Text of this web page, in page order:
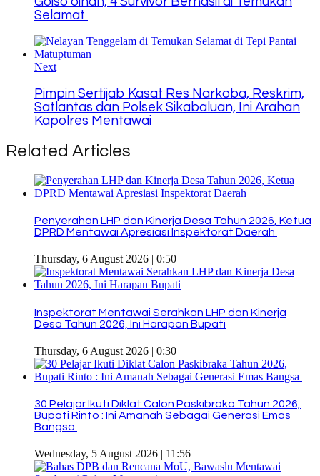
Selamat
Next
Pimpin Sertijab Kasat Res Narkoba, Reskrim,
Satlantas dan Polsek Sikabaluan, Ini Arahan
Kapolres Mentawai
Related Articles
Penyerahan LHP dan Kinerja Desa Tahun 2026, Ketua
DPRD Mentawai Apresiasi Inspektorat Daerah
Thursday, 6 August 2026 | 0:50
Inspektorat Mentawai Serahkan LHP dan Kinerja
Desa Tahun 2026, Ini Harapan Bupati
Thursday, 6 August 2026 | 0:30
30 Pelajar Ikuti Diklat Calon Paskibraka Tahun 2026,
Bupati Rinto : Ini Amanah Sebagai Generasi Emas
Bangsa
Wednesday, 5 August 2026 | 11:56